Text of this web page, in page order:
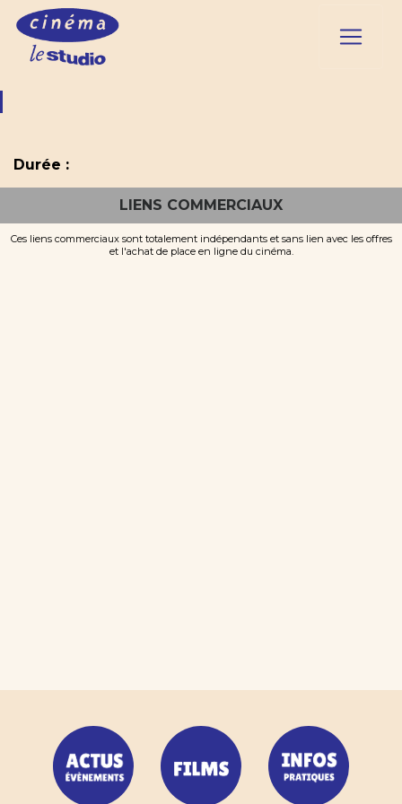
Durée :
LIENS COMMERCIAUX
Ces liens commerciaux sont totalement indépendants et sans lien avec les offres
et l'achat de place en ligne du cinéma.